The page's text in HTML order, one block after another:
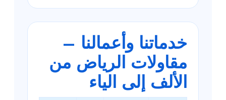
خدماتنا وأعمالنا –
مقاولات الرياض من
الألف إلى الياء